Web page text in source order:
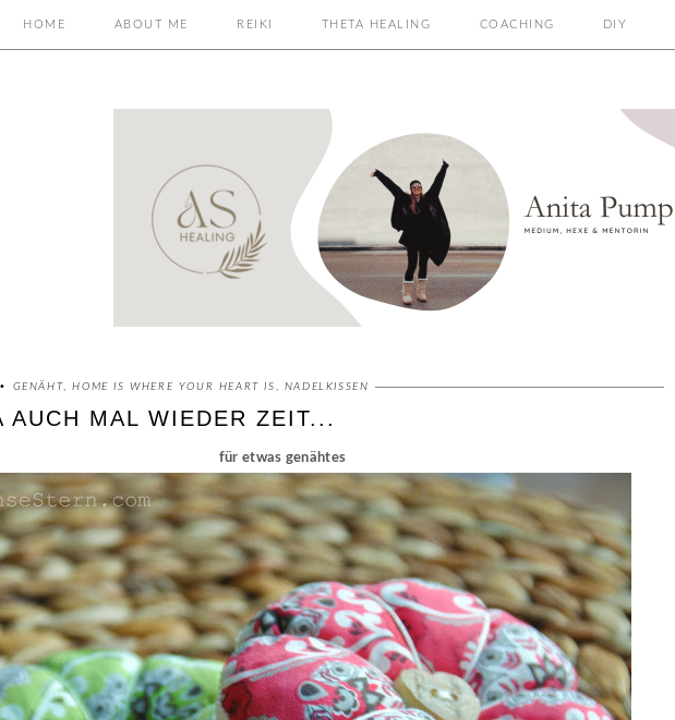
HOME ABOUT ME REIKI THETA HEALING COACHING DIY
GENÄHT,HOME IS WHERE YOUR HEART IS , NADELKISSEN
AUCH MAL WIEDER ZEIT...
für etwas genähtes